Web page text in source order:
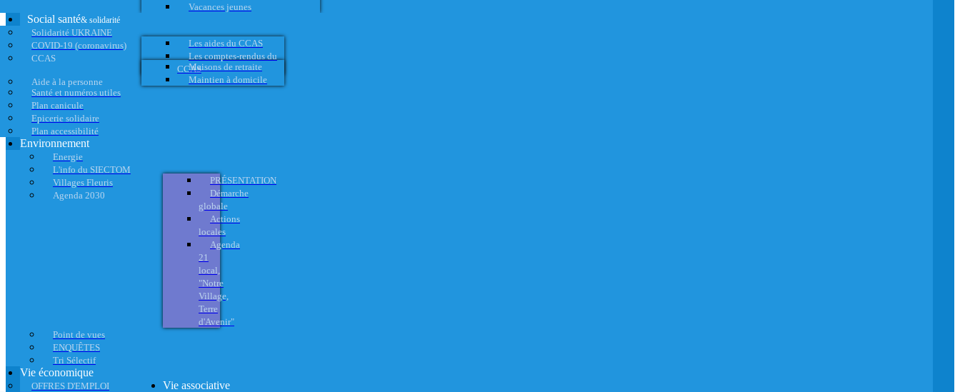
Vacances jeunes
Social santé& solidarité
Solidarité UKRAINE
COVID-19 (coronavirus)
CCAS
Les aides du CCAS
Les comptes-rendus du
CCAS
Aide à la personne
Maisons de retraite
Maintien à domicile
Santé et numéros utiles
Plan canicule
Epicerie solidaire
Plan accessibilité
Environnement
Energie
L'info du SIECTOM
Villages Fleuris
Agenda 2030
PRÉSENTATION
Démarche
globale
Actions
locales
Agenda
21
local,
"Notre
Village,
Terre
d'Avenir"
Point de vues
ENQUÊTES
Tri Sélectif
Vie économique
OFFRES D'EMPLOI
Vie associative